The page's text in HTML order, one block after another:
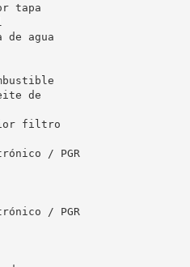
tapa
de agua
de
filtro
/ PGR
/ PGR